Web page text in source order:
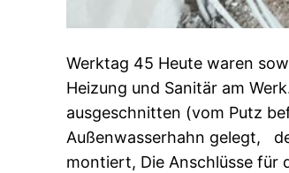
Werktag 45 Heute waren
Heizung und Sanitär am
ausgeschnitten (vom Putz
Außenwasserhahn gelegt,
montiert, Die Anschlüsse